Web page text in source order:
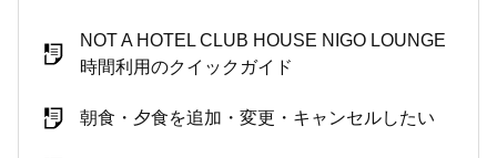
NOT A HOTEL CLUB HOUSE NIGO LOUNGE
時間利用のクイックガイド
朝食・夕食を追加・変更・キャンセルしたい